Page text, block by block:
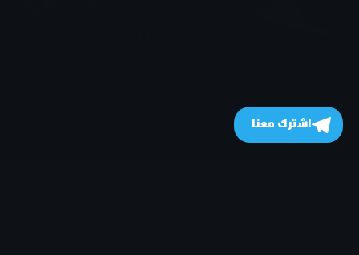
اشترك معنا